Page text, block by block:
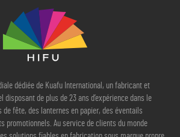
dédiée de Kuafu International, un fabricant et
disposant de plus de 23 ans d’expérience dans le
de fête, des lanternes en papier, des éventails
promotionnels. Au service de clients du monde